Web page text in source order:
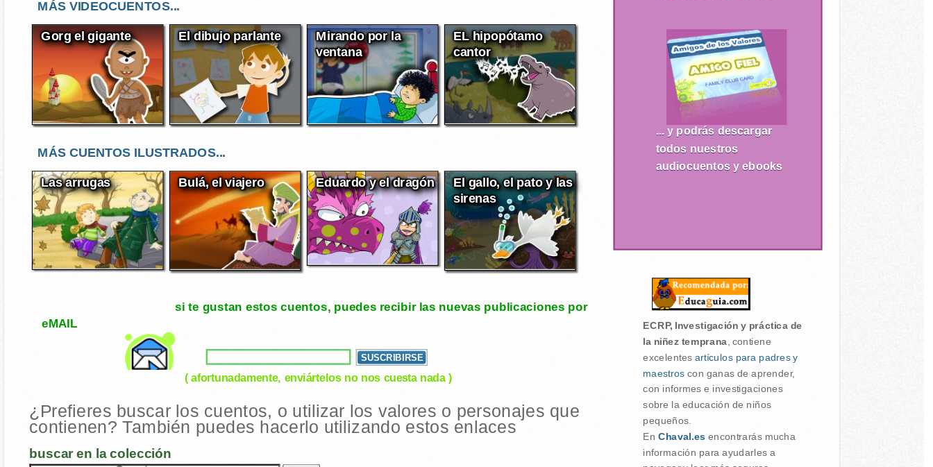
MÁS VIDEOCUENTOS...
Gorg el gigante El dibujo parlante
Mirando por la
ventana
EL hipopótamo
cantor
MÁS CUENTOS ILUSTRADOS...
Las arrugas Bulá, el viajero Eduardo y el dragón El gallo, el pato y las
sirenas
si te gustan estos cuentos, puedes recibir las nuevas publicaciones por
eMAIL
( afortunadamente, enviártelos no nos cuesta nada )
¿Prefieres buscar los cuentos, o utilizar los valores o personajes que
contienen? También puedes hacerlo utilizando estos enlaces
buscar en la colección
... y podrás descargar
todos nuestros
audiocuentos y ebooks
ECRP, Investigación y práctica de
la niñez temprana, contiene
excelentes artículos para padres y
maestros con ganas de aprender,
con informes e investigaciones
sobre la educación de niños
pequeños.
En Chaval.es encontrarás mucha
información para ayudarles a